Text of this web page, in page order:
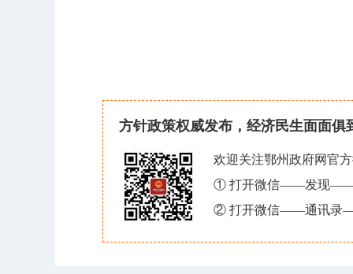
方针政策权威发布，经济民生面面俱
欢迎关注鄂州政府网官
① 打开微信——发现——
② 打开微信——通讯录